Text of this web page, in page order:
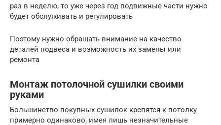
раз в неделю, то уже через год подвижные части нужно
будет обслуживать и регулировать
Поэтому нужно обращать внимание на качество
деталей подвеса и возможность их замены или
ремонта
Монтаж потолочной сушилки своими
руками
Большинство покупных сушилок крепятся к потолку
примерно одинаково, имея лишь незначительные